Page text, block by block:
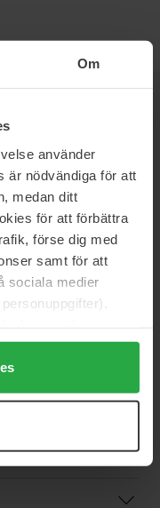
Om
använder
är nödvändiga för att
medan ditt
för att förbättra
förse dig med
samt för att
sociala medier
accepterar du
kan anpassa
som helst återkalla
prosto do swojej
trendy, porady i